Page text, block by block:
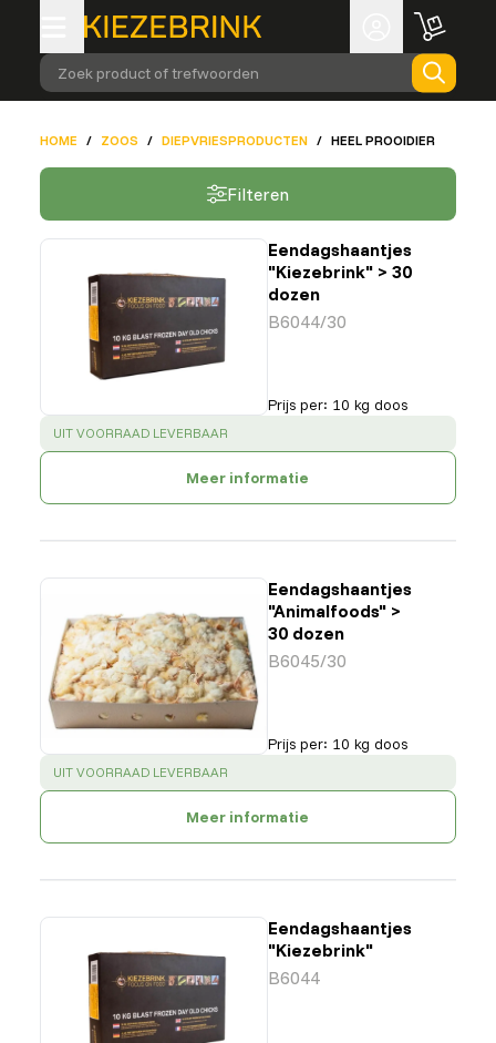
Zoek product of trefwoorden
HOME / ZOOS / DIEPVRIESPRODUCTEN / HEEL PROOIDIER
Filteren
Eendagshaantjes
"Kiezebrink" > 30
dozen
B6044/30
Prijs per: 10 kg doos
SUCCESS:
UIT VOORRAAD LEVERBAAR
Meer informatie
Eendagshaantjes
"Animalfoods" >
30 dozen
B6045/30
Prijs per: 10 kg doos
SUCCESS:
UIT VOORRAAD LEVERBAAR
Meer informatie
Eendagshaantjes
"Kiezebrink"
B6044